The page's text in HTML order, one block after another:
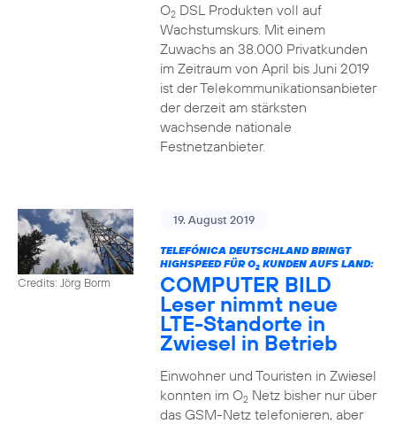
O2DSL Produkten voll auf
Wachstumskurs. Mit einem
Zuwachs an 38.000 Privatkunden
im Zeitraum von April bis Juni 2019
ist der Telekommunikationsanbieter
der derzeit am stärksten
wachsende nationale
Festnetzanbieter.
Credits: Jörg Borm
19. August 2019
TELEFÓNICA DEUTSCHLAND BRINGT
HIGHSPEED FÜR O2KUNDEN AUFS LAND:
COMPUTER BILD
Leser nimmt neue
LTE-Standorte in
Zwiesel in Betrieb
Einwohner und Touristen in Zwiesel
konnten im O2Netz bisher nur über
das GSM-Netz telefonieren, aber